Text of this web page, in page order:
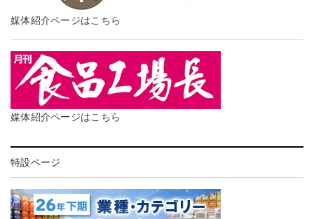
媒体紹介ページはこちら
媒体紹介ページはこちら
特設ページ